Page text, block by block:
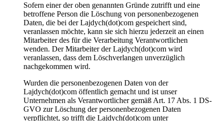
Sofern einer der oben genannten Gründe zutrifft und eine
betroffene Person die Löschung von personenbezogenen
Daten, die bei der Lajdych(dot)com gespeichert sind,
veranlassen möchte, kann sie sich hierzu jederzeit an einen
Mitarbeiter des für die Verarbeitung Verantwortlichen
wenden. Der Mitarbeiter der Lajdych(dot)com wird
veranlassen, dass dem Löschverlangen unverzüglich
nachgekommen wird.
Wurden die personenbezogenen Daten von der
Lajdych(dot)com öffentlich gemacht und ist unser
Unternehmen als Verantwortlicher gemäß Art. 17 Abs. 1 DS-
GVO zur Löschung der personenbezogenen Daten
verpflichtet, so trifft die Lajdych(dot)com unter